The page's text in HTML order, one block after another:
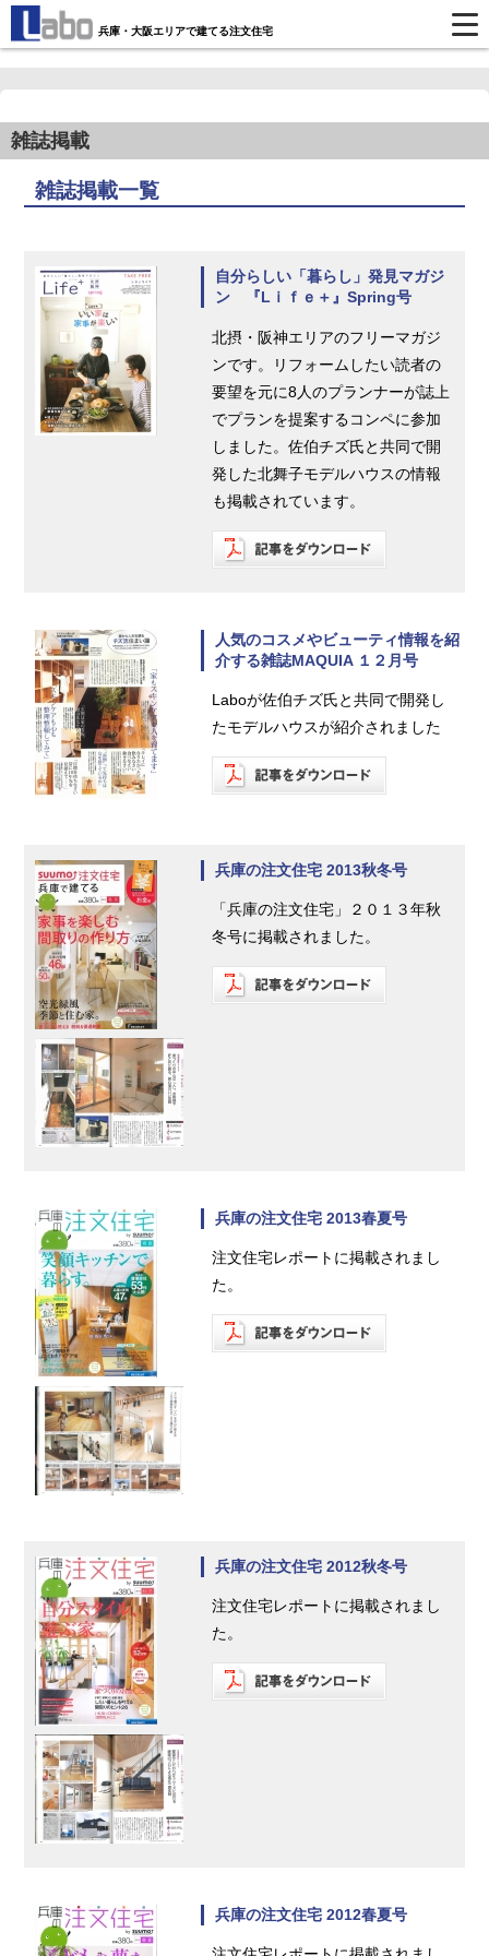
兵庫・大阪エリアで建てる注文住宅
雑誌掲載
雑誌掲載一覧
自分らしい「暮らし」発見マガジ
ン 『Lｉｆｅ＋』Spring号
北摂・阪神エリアのフリーマガジ
ンです。リフォームしたい読者の
要望を元に8人のプランナーが誌上
でプランを提案するコンペに参加
しました。佐伯チズ氏と共同で開
発した北舞子モデルハウスの情報
も掲載されています。
人気のコスメやビューティ情報を紹
介する雑誌MAQUIA １２月号
Laboが佐伯チズ氏と共同で開発し
たモデルハウスが紹介されました
兵庫の注文住宅 2013秋冬号
「兵庫の注文住宅」２０１３年秋
冬号に掲載されました。
兵庫の注文住宅 2013春夏号
注文住宅レポートに掲載されまし
た。
兵庫の注文住宅 2012秋冬号
注文住宅レポートに掲載されまし
た。
兵庫の注文住宅 2012春夏号